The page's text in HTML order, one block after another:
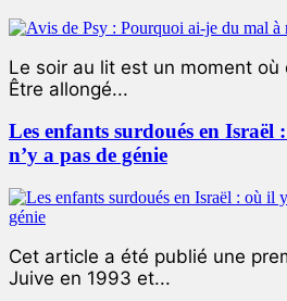
Le soir au lit est un moment où
Être allongé...
Les enfants surdoués en Israël
n’y a pas de génie
Cet article a été publié une
Juive en 1993 et...